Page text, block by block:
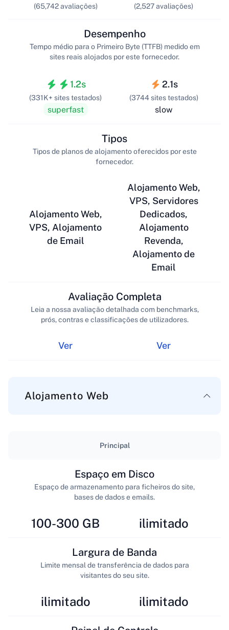
(65,742 avaliações) (2,527 avaliações)
1.2s
(331K+ sites testados)
superfast
Desempenho
Tempo médio para o Primeiro Byte (TTFB) medido em
sites reais alojados por este fornecedor.
2.1s
(3744 sites testados)
slow
Alojamento Web,
VPS, Alojamento
de Email
Tipos
Tipos de planos de alojamento oferecidos por este
fornecedor.
Alojamento Web,
VPS, Servidores
Dedicados,
Alojamento
Revenda,
Alojamento de
Email
Ver
Avaliação Completa
Leia a nossa avaliação detalhada com benchmarks,
prós, contras e classificações de utilizadores.
Ver
Alojamento Web
Principal
100-300 GB
Espaço em Disco
Espaço de armazenamento para ficheiros do site,
bases de dados e emails.
ilimitado
ilimitado
Largura de Banda
Limite mensal de transferência de dados para
visitantes do seu site.
ilimitado